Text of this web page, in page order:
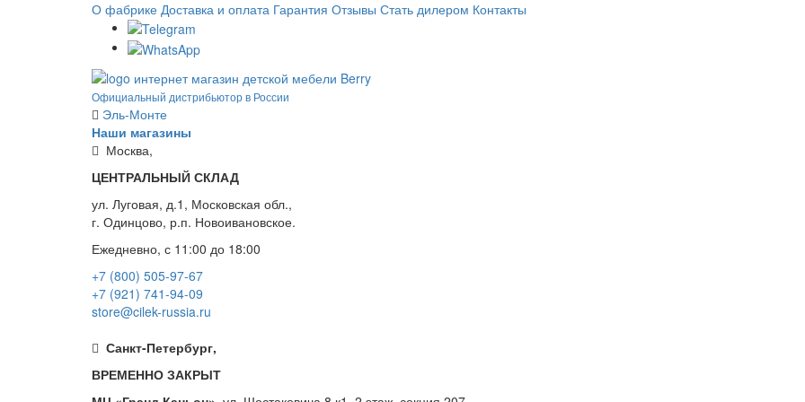
О фабрике Доставка и оплата Гарантия Отзывы Стать дилером Контакты
Официальный дистрибьютор в России
Эль-Монте
Наши магазины
Москва,
ЦЕНТРАЛЬНЫЙ СКЛАД
ул. Луговая, д.1, Московская обл.,
г. Одинцово, р.п. Новоивановское.
Ежедневно, с 11:00 до 18:00
+7 (800) 505-97-67
+7 (921) 741-94-09
store@cilek-russia.ru
Санкт-Петербург,
ВРЕМЕННО ЗАКРЫТ